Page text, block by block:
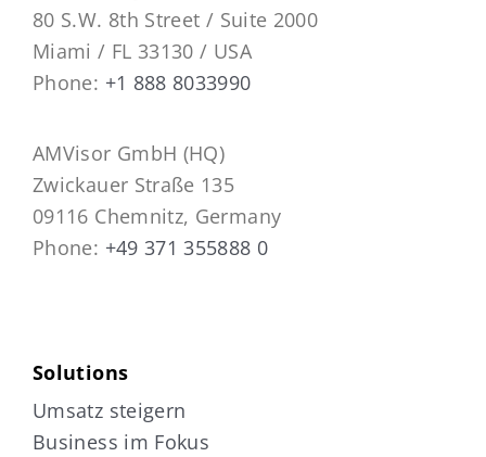
80 S.W. 8th Street / Suite 2000
Miami / FL 33130 / USA
Phone: +1 888 8033990
AMVisor GmbH (HQ)
Zwickauer Straße 135
09116 Chemnitz, Germany
Phone: +49 371 355888 0
Solutions
Umsatz steigern
Business im Fokus